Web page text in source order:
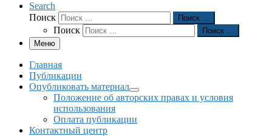
Search
Поиск
Поиск …
Поиск
Поиск …
Меню
Главная
Публикации
Опубликовать материал
Положение об авторских правах и условия
использования
Оплата публикации
Контактный центр